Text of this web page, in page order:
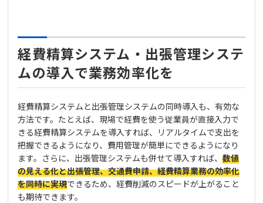
経費精算システム・出張管理システ
ムの導入で業務効率化を
経費精算システムと出張管理システムの同時導入も、有効な
方法です。たとえば、現場で経費を使う従業員が直接入力で
きる経費精算システムを導入すれば、リアルタイムで支出を
把握できるようになり、費用管理が簡単にできるようになり
ます。さらに、出張管理システムも併せて導入すれば、数値
の見える化と出張管理、交通費申請、経費精算業務の効率化
を同時に実現できるため、経費削減のスピードが上がること
も期待できます。